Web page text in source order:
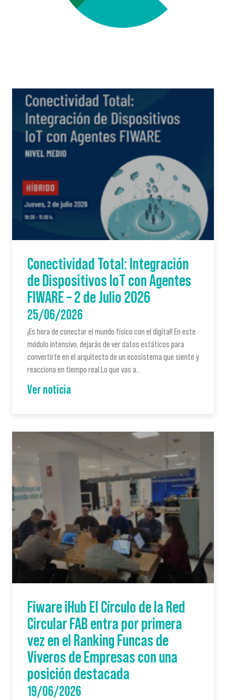
Conectividad Total: Integración
de Dispositivos IoT con Agentes
FIWARE – 2 de Julio 2026
25/06/2026
¡Es hora de conectar el mundo físico con el digital! En este
módulo intensivo, dejarás de ver datos estáticos para
convertirte en el arquitecto de un ecosistema que siente y
reacciona en tiempo real.Lo que vas a…
Ver noticia
Fiware iHub El Círculo de la Red
Circular FAB entra por primera
vez en el Ranking Funcas de
Viveros de Empresas con una
posición destacada
19/06/2026